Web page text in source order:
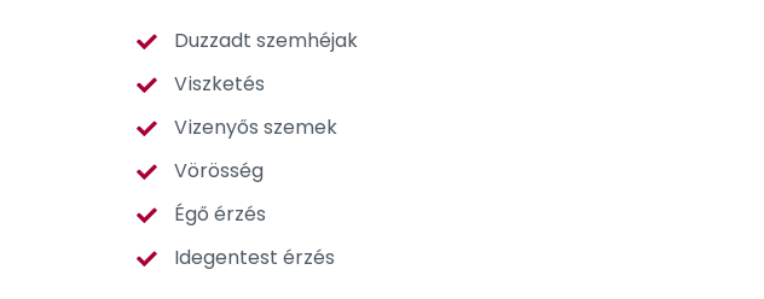
Duzzadt szemhéjak
Viszketés
Vizenyős szemek
Vörösség
Égő érzés
Idegentest érzés